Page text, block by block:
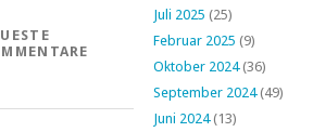
Juli 2025 (25)
Februar 2025 (9)
Oktober 2024(36)
September 2024(49)
Juni 2024(13)